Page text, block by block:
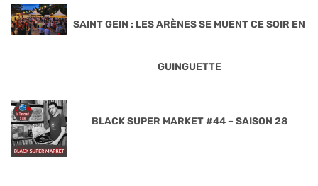
SAINT GEIN : LES ARÈNES SE MUENT CE SOIR EN
GUINGUETTE
BLACK SUPER MARKET #44 – SAISON 28